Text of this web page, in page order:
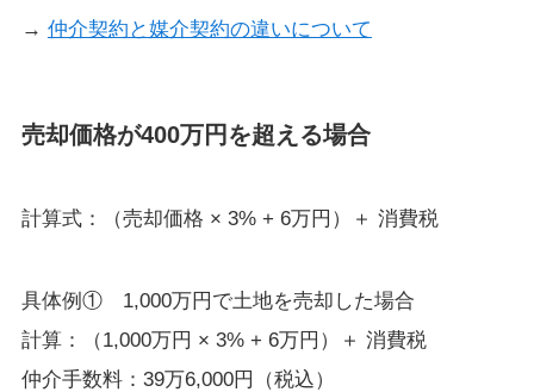
→ 仲介契約と媒介契約の違いについて
売却価格が400万円を超える場合
計算式：（売却価格 × 3% + 6万円）＋ 消費税
具体例① 1,000万円で土地を売却した場合
計算：（1,000万円 × 3% + 6万円）＋ 消費税
仲介手数料：39万6,000円（税込）